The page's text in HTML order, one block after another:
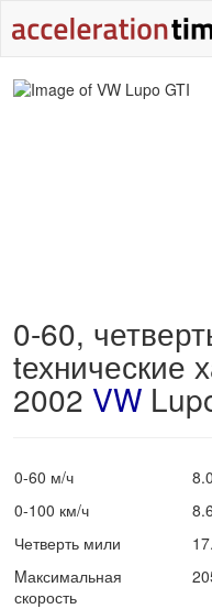
0-60,
tехнические
2002 VW
0-60 м/ч
0-100 км/ч
Четверть мили
Mаксимальная
скорость